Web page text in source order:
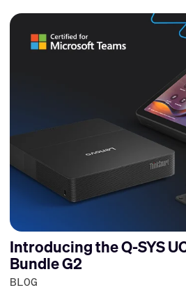
Introducing the Q-SYS
Bundle G2
BLOG